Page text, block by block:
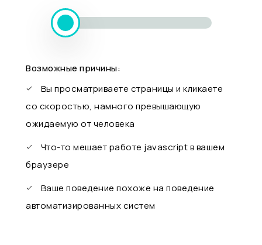
Возможные причины:
Вы просматриваете страницы и кликаете
со скоростью, намного превышающую
ожидаемую от человека
Что-то мешает работе javascript в вашем
браузере
Ваше поведение похоже на поведение
автоматизированных систем